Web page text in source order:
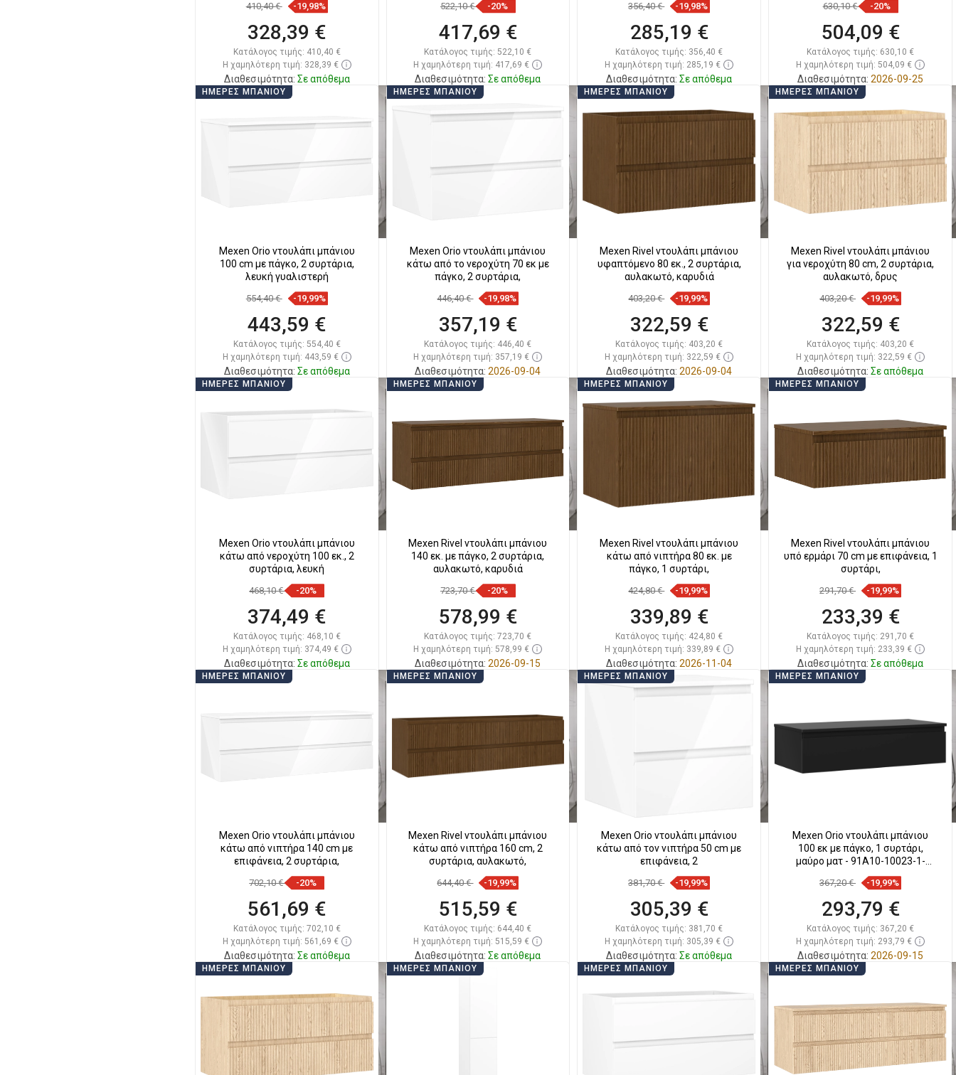
410,40 € -19,98%
328,39 €
Κατάλογος τιμής: 410,40 €
Η χαμηλότερη τιμή: 328,39 €
Διαθεσιμότητα: Σε απόθεμα
favorite_border
Σύγκριση
522,10 € -20%
417,69 €
Κατάλογος τιμής: 522,10 €
Η χαμηλότερη τιμή: 417,69 €
Διαθεσιμότητα: Σε απόθεμα
356,40 € -19,98%
285,19 €
Κατάλογος τιμής: 356,40 €
Η χαμηλότερη τιμή: 285,19 €
Διαθεσιμότητα: Σε απόθεμα
Στο καλάθι
630,10 € -20%
504,09 €
Κατάλογος τιμής: 630,10 €
Η χαμηλότερη τιμή: 504,09 €
Διαθεσιμότητα: 2026-09-25
Στο καλάθι
Αγαπημένα
ΗΜΈΡΕΣ ΜΠΆΝΙΟΥ
Mexen Orio ντουλάπι μπάνιου
100 cm με πάγκο, 2 συρτάρια,
λευκή γυαλιστερή
554,40 € -19,99%
443,59 €
Κατάλογος τιμής: 554,40 €
Η χαμηλότερη τιμή: 443,59 €
Διαθεσιμότητα: Σε απόθεμα
ΗΜΈΡΕΣ ΜΠΆΝΙΟΥ
Mexen Orio ντουλάπι μπάνιου
κάτω από το νεροχύτη 70 εκ με
πάγκο, 2 συρτάρια,
446,40 € -19,98%
357,19 €
Κατάλογος τιμής: 446,40 €
Η χαμηλότερη τιμή: 357,19 €
Διαθεσιμότητα: 2026-09-04
favorite_border Αγαπημένα
Σύγκριση
ΗΜΈΡΕΣ ΜΠΆΝΙΟΥ
Mexen Rivel ντουλάπι μπάνιου
υφαπτόμενο 80 εκ., 2 συρτάρια,
αυλακωτό, καρυδιά
403,20 € -19,99%
322,59 €
Κατάλογος τιμής: 403,20 €
Η χαμηλότερη τιμή: 322,59 €
Διαθεσιμότητα: 2026-09-04
Στο καλάθι
ΗΜΈΡΕΣ ΜΠΆΝΙΟΥ
Mexen Rivel ντουλάπι μπάνιου
για νεροχύτη 80 cm, 2 συρτάρια,
αυλακωτό, δρυς
403,20 € -19,99%
322,59 €
Κατάλογος τιμής: 403,20 €
Η χαμηλότερη τιμή: 322,59 €
Διαθεσιμότητα: Σε απόθεμα
Αγαπημένα
Σύγκριση
ΗΜΈΡΕΣ ΜΠΆΝΙΟΥ
Mexen Orio ντουλάπι μπάνιου
κάτω από νεροχύτη 100 εκ., 2
συρτάρια, λευκή
468,10 € -20%
374,49 €
Κατάλογος τιμής: 468,10 €
Η χαμηλότερη τιμή: 374,49 €
Διαθεσιμότητα: Σε απόθεμα
favorite_border Αγαπημένα
Σύγκριση
ΗΜΈΡΕΣ ΜΠΆΝΙΟΥ
Mexen Rivel ντουλάπι μπάνιου
140 εκ. με πάγκο, 2 συρτάρια,
αυλακωτό, καρυδιά
723,70 € -20%
578,99 €
Κατάλογος τιμής: 723,70 €
Η χαμηλότερη τιμή: 578,99 €
Διαθεσιμότητα: 2026-09-15
favorite_border Αγαπημένα
Σύγκριση
ΗΜΈΡΕΣ ΜΠΆΝΙΟΥ
Mexen Rivel ντουλάπι μπάνιου
κάτω από νιπτήρα 80 εκ. με
πάγκο, 1 συρτάρι,
424,80 € -19,99%
339,89 €
Κατάλογος τιμής: 424,80 €
Η χαμηλότερη τιμή: 339,89 €
Διαθεσιμότητα: 2026-11-04
Στο καλάθι
ΗΜΈΡΕΣ ΜΠΆΝΙΟΥ
Mexen Rivel ντουλάπι μπάνιου
υπό ερμάρι 70 cm με επιφάνεια, 1
συρτάρι,
291,70 € -19,99%
233,39 €
Κατάλογος τιμής: 291,70 €
Η χαμηλότερη τιμή: 233,39 €
Διαθεσιμότητα: Σε απόθεμα
Αγαπημένα
ΗΜΈΡΕΣ ΜΠΆΝΙΟΥ
Mexen Orio ντουλάπι μπάνιου
κάτω από νιπτήρα 140 cm με
επιφάνεια, 2 συρτάρια,
702,10 € -20%
561,69 €
Κατάλογος τιμής: 702,10 €
Η χαμηλότερη τιμή: 561,69 €
Διαθεσιμότητα: Σε απόθεμα
Αγαπημένα
Σύγκριση
ΗΜΈΡΕΣ ΜΠΆΝΙΟΥ
Mexen Rivel ντουλάπι μπάνιου
κάτω από νιπτήρα 160 cm, 2
συρτάρια, αυλακωτό,
644,40 € -19,99%
515,59 €
Κατάλογος τιμής: 644,40 €
Η χαμηλότερη τιμή: 515,59 €
Διαθεσιμότητα: Σε απόθεμα
ΗΜΈΡΕΣ ΜΠΆΝΙΟΥ
Mexen Orio ντουλάπι μπάνιου
κάτω από τον νιπτήρα 50 cm με
επιφάνεια, 2
381,70 € -19,99%
305,39 €
Κατάλογος τιμής: 381,70 €
Η χαμηλότερη τιμή: 305,39 €
Διαθεσιμότητα: Σε απόθεμα
ΗΜΈΡΕΣ ΜΠΆΝΙΟΥ
Mexen Orio ντουλάπι μπάνιου
100 εκ με πάγκο, 1 συρτάρι,
μαύρο ματ - 91A10-10023-1-
BFC71
367,20 € -19,99%
293,79 €
Κατάλογος τιμής: 367,20 €
Η χαμηλότερη τιμή: 293,79 €
Διαθεσιμότητα: 2026-09-15
favorite_border Αγαπημένα
Σύγκριση
ΗΜΈΡΕΣ ΜΠΆΝΙΟΥ ΗΜΈΡΕΣ ΜΠΆΝΙΟΥ ΗΜΈΡΕΣ ΜΠΆΝΙΟΥ ΗΜΈΡΕΣ ΜΠΆΝΙΟΥ